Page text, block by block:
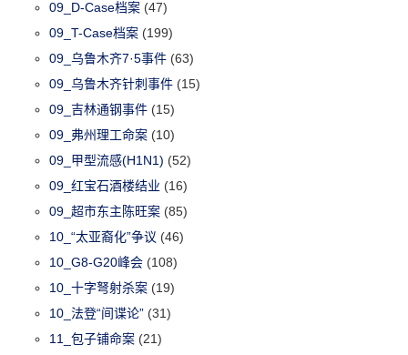
09_D-Case档案 (47)
09_T-Case档案 (199)
09_乌鲁木齐7·5事件 (63)
09_乌鲁木齐针刺事件 (15)
09_吉林通钢事件 (15)
09_弗州理工命案 (10)
09_甲型流感(H1N1) (52)
09_红宝石酒楼结业 (16)
09_超市东主陈旺案 (85)
10_“太亚裔化”争议 (46)
10_G8-G20峰会 (108)
10_十字弩射杀案 (19)
10_法登“间谍论” (31)
11_包子铺命案 (21)